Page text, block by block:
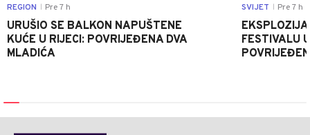
REGION Pre 7 h
URUŠIO SE BALKON NAPUŠTENE
KUĆE U RIJECI: POVRIJEĐENA DVA
MLADIĆA
SVIJET Pre 7 h
FESTIVALU